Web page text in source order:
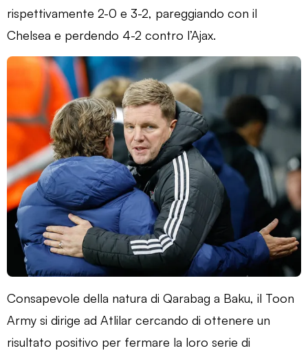
rispettivamente 2-0 e 3-2, pareggiando con il
Chelsea e perdendo 4-2 contro l’Ajax.
Consapevole della natura di Qarabag a Baku, il Toon
Army si dirige ad Atlilar cercando di ottenere un
risultato positivo per fermare la loro serie di